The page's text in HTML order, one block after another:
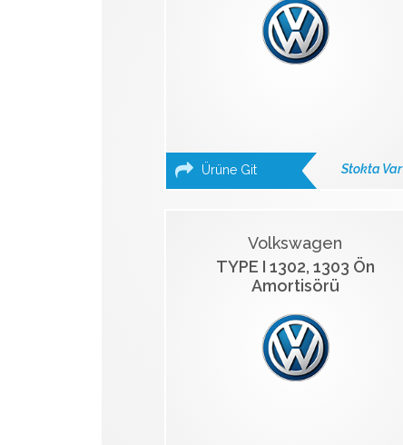
Ürüne Git Stokta Var
Volkswagen
TYPE I 1302, 1303 Ön
Amortisörü